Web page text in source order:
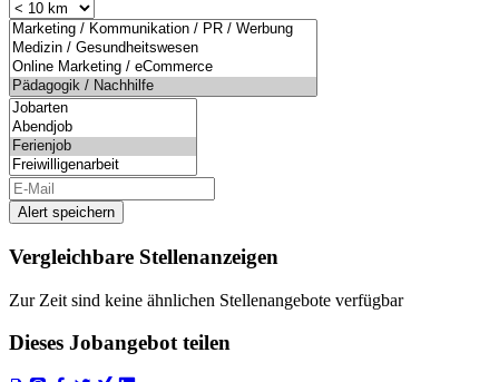
Alert speichern
Vergleichbare Stellenanzeigen
Zur Zeit sind keine ähnlichen Stellenangebote verfügbar
Dieses Jobangebot teilen